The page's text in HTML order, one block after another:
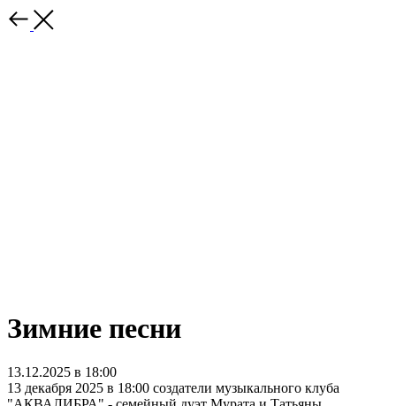
Зимние песни
13.12.2025 в 18:00
13 декабря 2025 в 18:00 создатели музыкального клуба